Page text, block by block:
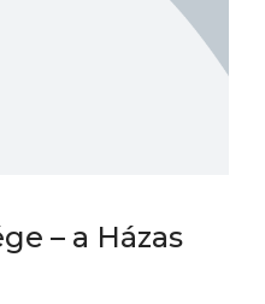
– a Házas